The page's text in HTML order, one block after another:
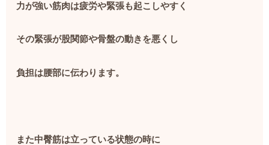
力が強い筋肉は疲労や緊張も起こしやすく
その緊張が股関節や骨盤の動きを悪くし
負担は腰部に伝わります。
また中臀筋は立っている状態の時に